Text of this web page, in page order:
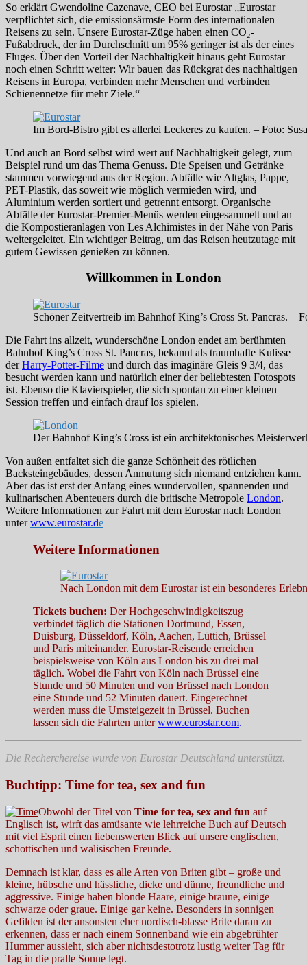
So erklärt Gwendoline ​Cazenave, CEO bei Eurostar „Eurostar
verpflichtet sich, die emissionsärmste Form des internationalen
Reisens zu sein. Unsere Eurostar-Züge haben einen CO₂-
Fußabdruck, der im Durchschnitt um 95% geringer ist als der eines
Fluges. Über den Vorteil der Nachhaltigkeit hinaus geht Eurostar
noch einen Schritt weiter: Wir bauen das Rückgrat des nachhaltigen
Reisens in Europa, verbinden mehr Menschen und verbinden
Schienennetze für mehr Ziele.“
Im Bord-Bistro gibt es allerlei Leckeres zu kaufen. – Foto:
Und auch an Bord selbst wird wert auf Nachhaltigkeit gelegt, zum
Beispiel rund um das Thema Genuss. Die Speisen und Getränke
stammen vorwiegend aus der Region. Abfälle wie Altglas, Pappe,
PET-Plastik, das soweit wie möglich vermieden wird, und
Aluminium werden sortiert und getrennt entsorgt. Organische
Abfälle der Eurostar-Premier-Menüs werden eingesammelt und an
die Kompostieranlagen von Les Alchimistes in der Nähe von Paris
weitergeleitet. Ein wichtiger Beitrag, um das Reisen heutzutage mit
gutem Gewissen genießen zu können.
Willkommen in London
Schöner Zeitvertreib im Bahnhof King’s Cross St. Pancras. –
Die Fahrt ins allzeit, wunderschöne London endet am berühmten
Bahnhof King’s Cross St. Pancras, bekannt als traumhafte Kulisse
derHarry-Potter-Filme und durch das imaginäre Gleis 9 3/4, das
besucht werden kann und natürlich einer der beliebtesten Fotospots
ist. Ebenso die Klavierspieler, die sich spontan zu einer kleinen
Session treffen und einfach drauf los spielen.
Der Bahnhof King’s Cross ist ein architektonisches
Von außen entfaltet sich die ganze Schönheit des rötlichen
Backsteingebäudes, dessen Anmutung sich niemand entziehen kann.
Aber das ist erst der Anfang eines wundervollen, spannenden und
kulinarischen Abenteuers durch die britische Metropole London.
Weitere Informationen zur Fahrt mit dem Eurostar nach London
unterwww.eurostar.de
Weitere Informationen
Nach London mit dem Eurostar ist ein besonderes
Tickets buchen: Der Hochgeschwindigkeitszug
verbindet täglich die Stationen Dortmund, Essen,
Duisburg, Düsseldorf, Köln, Aachen, Lüttich, Brüssel
und Paris miteinander. Eurostar-Reisende erreichen
beispielsweise von Köln aus London bis zu drei mal
täglich. Wobei die Fahrt von Köln nach Brüssel eine
Stunde und 50 Minuten und von Brüssel nach London
eine Stunde und 52 Minuten dauert. Eingerechnet
werden muss die Umsteigezeit in Brüssel. Buchen
lassen sich die Fahrten unterwww.eurostar.com.
Die Recherchereise wurde von Eurostar Deutschland unterstützt.
Buchtipp: Time for tea, sex and fun
Obwohl der Titel von Time for tea, sex and fun auf
Englisch ist, wirft das amüsante wie lehrreiche Buch auf Deutsch
mit viel Esprit einen liebenswerten Blick auf unsere englischen,
schottischen und walisischen Freunde.
Demnach ist klar, dass es alle Arten von Briten gibt – große und
kleine, hübsche und hässliche, dicke und dünne, freundliche und
aggressive. Einige haben blonde Haare, einige braune, einige
schwarze oder graue. Einige gar keine. Besonders in sonnigen
Gefilden ist der ansonsten eher nordisch-blasse Brite daran zu
erkennen, dass er nach einem Sonnenband wie ein abgebrühter
Hummer aussieht, sich aber nichtsdestotrotz lustig weiter Tag für
Tag in die pralle Sonne legt.